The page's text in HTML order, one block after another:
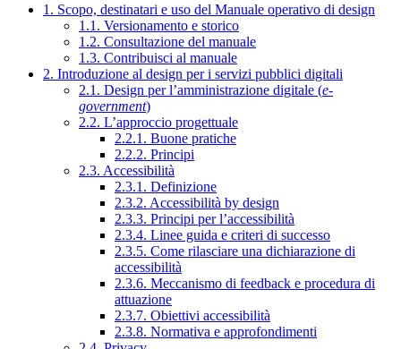
1. Scopo, destinatari e uso del Manuale operativo di design
1.1. Versionamento e storico
1.2. Consultazione del manuale
1.3. Contribuisci al manuale
2. Introduzione al design per i servizi pubblici digitali
2.1. Design per l’amministrazione digitale (e-
government)
2.2. L’approccio progettuale
2.2.1. Buone pratiche
2.2.2. Principi
2.3. Accessibilità
2.3.1. Definizione
2.3.2. Accessibilità by design
2.3.3. Principi per l’accessibilità
2.3.4. Linee guida e criteri di successo
2.3.5. Come rilasciare una dichiarazione di
accessibilità
2.3.6. Meccanismo di feedback e procedura di
attuazione
2.3.7. Obiettivi accessibilità
2.3.8. Normativa e approfondimenti